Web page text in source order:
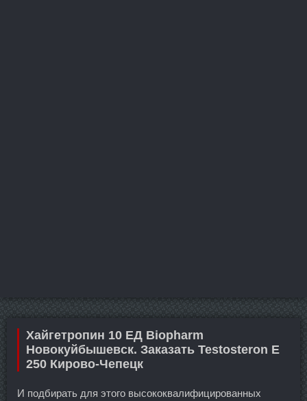
Хайгетропин 10 ЕД Biopharm
Новокуйбышевск. Заказать Testosteron E
250 Кирово-Чепецк
И подбирать для этого высококвалифицированных